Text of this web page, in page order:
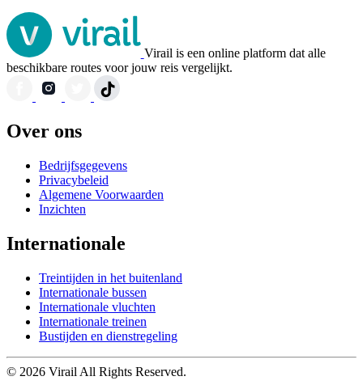
Virail is een online platform dat alle
beschikbare routes voor jouw reis vergelijkt.
Over ons
Bedrijfsgegevens
Privacybeleid
Algemene Voorwaarden
Inzichten
Internationale
Treintijden in het buitenland
Internationale bussen
Internationale vluchten
Internationale treinen
Bustijden en dienstregeling
© 2026 Virail All Rights Reserved.